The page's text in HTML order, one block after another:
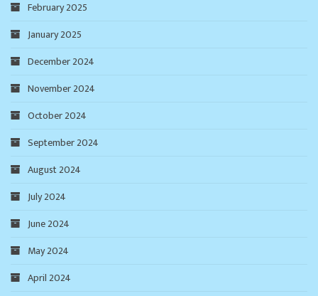
February 2025
January 2025
December 2024
November 2024
October 2024
September 2024
August 2024
July 2024
June 2024
May 2024
April 2024